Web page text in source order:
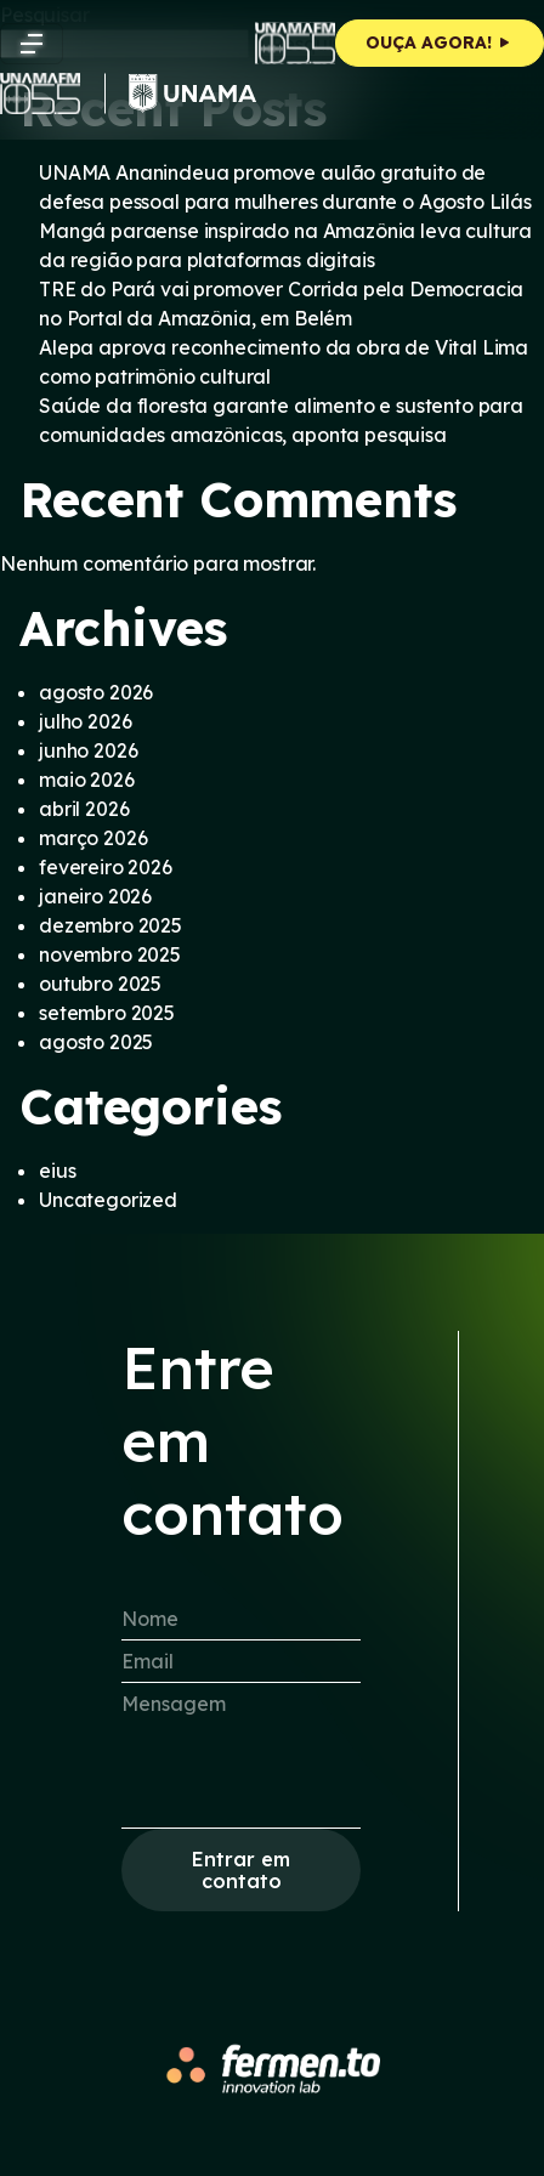
content
OUÇA AGORA!
Pesquisar
Pesquisar
Recent Posts
UNAMA Ananindeua promove aulão gratuito de
defesa pessoal para mulheres durante o Agosto Lilás
Mangá paraense inspirado na Amazônia leva cultura
da região para plataformas digitais
TRE do Pará vai promover Corrida pela Democracia
no Portal da Amazônia, em Belém
Alepa aprova reconhecimento da obra de Vital Lima
como patrimônio cultural
Saúde da floresta garante alimento e sustento para
comunidades amazônicas, aponta pesquisa
Recent Comments
Nenhum comentário para mostrar.
Archives
agosto 2026
julho 2026
junho 2026
maio 2026
abril 2026
março 2026
fevereiro 2026
janeiro 2026
dezembro 2025
novembro 2025
outubro 2025
setembro 2025
agosto 2025
Categories
eius
Uncategorized
Entre
em
contato
Entrar em
contato